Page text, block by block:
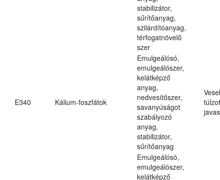
stabilizátor,
sűrítőanyag,
szilárdítóanyag,
térfogatnövelő
szer
E340 Kálium-foszfátok
Emulgeálósó,
emulgeálószer,
kelátképző
anyag,
nedvesítőszer,
savanyúságot
szabályozó
anyag,
stabilizátor,
sűrítőanyag
Emulgeálósó,
emulgeálószer,
kelátképző